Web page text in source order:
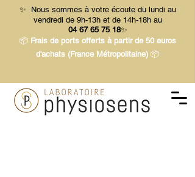
✨ Nous sommes à votre écoute du lundi au
vendredi de 9h-13h et de 14h-18h au
04 67 65 75 18✨
📦 Frais de ports offerts à partir de 50 euros
d'achats (France Métropolitaine) 📦